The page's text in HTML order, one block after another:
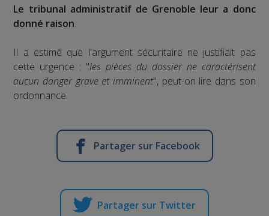
Le tribunal administratif de Grenoble leur a donc
donné raison.
Il a estimé que l'argument sécuritaire ne justifiait pas
cette urgence : "les pièces du dossier ne caractérisent
aucun danger grave et imminent", peut-on lire dans son
ordonnance.
Partager sur Facebook
Partager sur Twitter